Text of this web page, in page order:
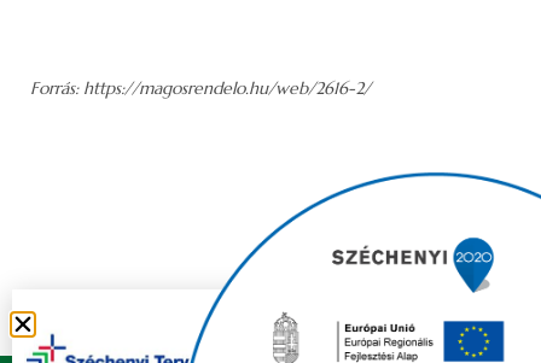
Forrás: https://magosrendelo.hu/web/2616-2/